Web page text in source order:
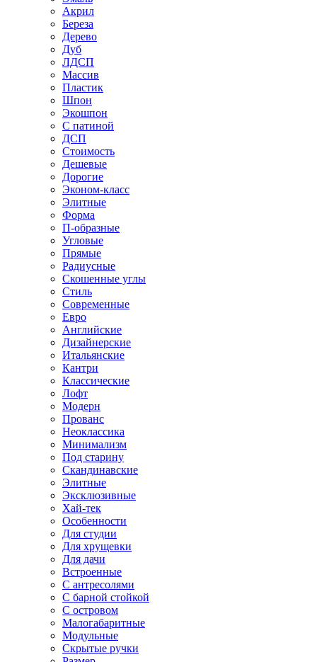
Акрил
Береза
Дерево
Дуб
ЛДСП
Массив
Пластик
Шпон
Экошпон
С патиной
ДСП
Стоимость
Дешевые
Дорогие
Эконом-класс
Элитные
Форма
П-образные
Угловые
Прямые
Радиусные
Скошенные углы
Стиль
Современные
Евро
Английские
Дизайнерские
Итальянские
Кантри
Классические
Лофт
Модерн
Прованс
Неоклассика
Минимализм
Под старину
Скандинавские
Элитные
Эксклюзивные
Хай-тек
Особенности
Для студии
Для хрущевки
Для дачи
Встроенные
С антресолями
С барной стойкой
С островом
Малогабаритные
Модульные
Скрытые ручки